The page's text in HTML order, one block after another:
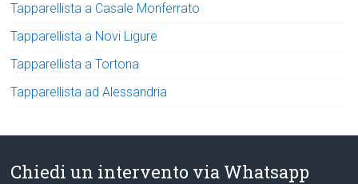
Tapparellista a Casale Monferrato
Tapparellista a Novi Ligure
Tapparellista a Tortona
Tapparellista ad Alessandria
Chiedi un intervento via Whatsapp